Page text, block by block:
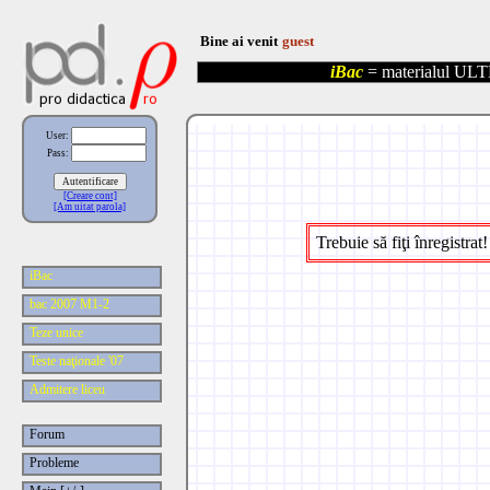
Bine ai venit guest
User:
Pass:
[Creare cont]
[Am uitat parola]
iBac
bac 2007 M1-2
Teze unice
Teste naţionale '07
Admitere liceu
Forum
Probleme
iBac= materialul
Trebuie să fiţi înregistrat!